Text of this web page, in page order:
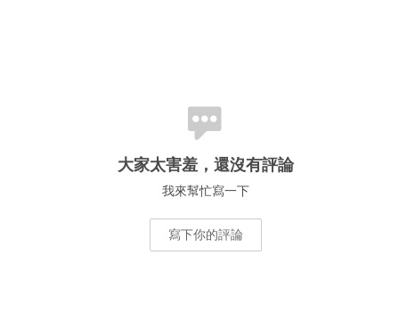
大家太害羞，還沒有評論
我來幫忙寫一下
寫下你的評論